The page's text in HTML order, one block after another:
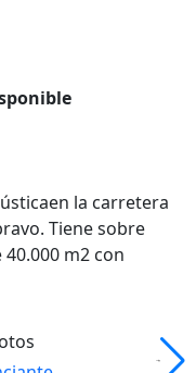
la carretera
Tiene sobre
m2 con
cookies for
from your
cookies" button,
PRESSING THE
Cookies